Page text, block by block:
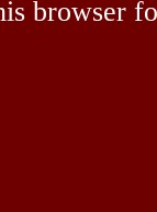
browser